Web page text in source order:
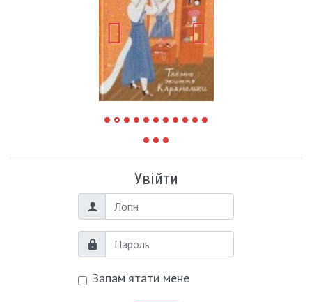
Увійти
Логін
Пароль
Запам'ятати мене